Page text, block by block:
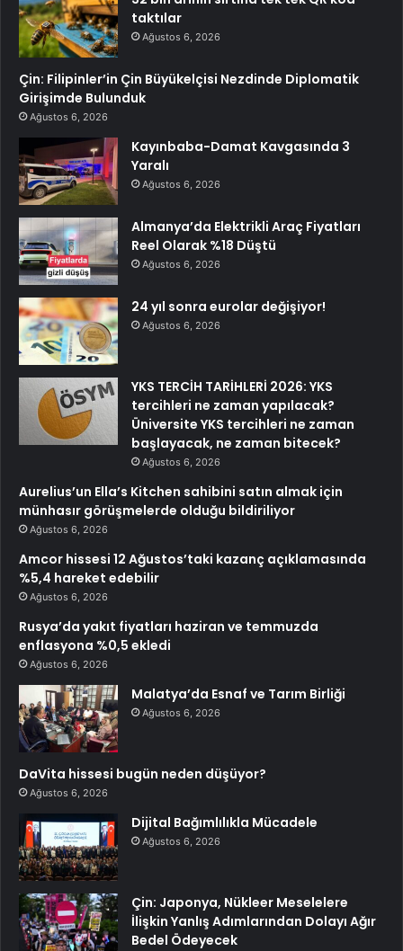
taktılar
Ağustos 6, 2026
Çin: Filipinler’in Çin Büyükelçisi Nezdinde Diplomatik
Girişimde Bulunduk
Ağustos 6, 2026
Kayınbaba-Damat Kavgasında 3
Yaralı
Ağustos 6, 2026
Almanya’da Elektrikli Araç Fiyatları
Reel Olarak %18 Düştü
Ağustos 6, 2026
24 yıl sonra eurolar değişiyor!
Ağustos 6, 2026
YKS TERCİH TARİHLERİ 2026: YKS
tercihleri ne zaman yapılacak?
Üniversite YKS tercihleri ne zaman
başlayacak, ne zaman bitecek?
Ağustos 6, 2026
Aurelius’un Ella’s Kitchen sahibini satın almak için
münhasır görüşmelerde olduğu bildiriliyor
Ağustos 6, 2026
Amcor hissesi 12 Ağustos’taki kazanç açıklamasında
%5,4 hareket edebilir
Ağustos 6, 2026
Rusya’da yakıt fiyatları haziran ve temmuzda
enflasyona %0,5 ekledi
Ağustos 6, 2026
Malatya’da Esnaf ve Tarım Birliği
Ağustos 6, 2026
DaVita hissesi bugün neden düşüyor?
Ağustos 6, 2026
Dijital Bağımlılıkla Mücadele
Ağustos 6, 2026
Çin: Japonya, Nükleer Meselelere
İlişkin Yanlış Adımlarından Dolayı Ağır
Bedel Ödeyecek